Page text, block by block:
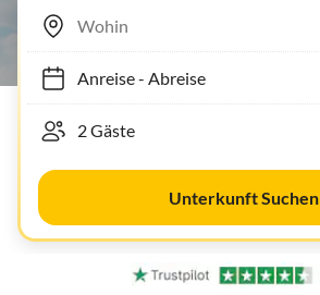
Anreise- Abreise
Unterkunft Suchen